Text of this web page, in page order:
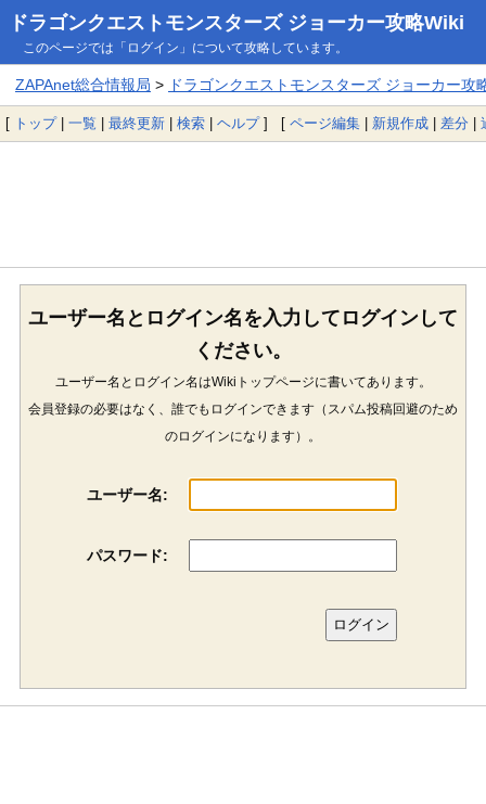
ドラゴンクエストモンスターズ ジョーカー攻略Wiki
このページでは「ログイン」について攻略しています。
ZAPAnet総合情報局 > ドラゴンクエストモンスターズ ジョーカー攻
[ トップ| 一覧 | 最終更新 | 検索 | ヘルプ] [ ページ編集 | 新規作成 | 差分 |
ユーザー名とログイン名を入力してログインして
ください。
ユーザー名とログイン名はWikiトップページに書いてあります。
会員登録の必要はなく、誰でもログインできます（スパム投稿回避のため
のログインになります）。
ユーザー名:
パスワード: